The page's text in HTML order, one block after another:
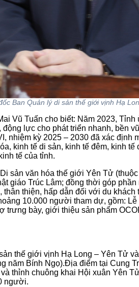
Ban Quản lý di sản thế giới vịnh Hạ
Vũ Tuấn cho biết: Năm 2023, Tỉnh
lực cho phát triển nhanh, bền
kỳ 2025 – 2030 đã xác định
kinh tế di sản, kinh tế đêm, kinh
tế của tỉnh.
sản văn hóa thế giới Yên Tử
giáo Trúc Lâm; đồng thời góp
thiện, hấp dẫn đối với du khách
10.000 người tham dự, gồm: Lễ
trưng bày, giới thiệu sản phẩm
thế giới vịnh Hạ Long – Yên Tử
năm Bính Ngọ).Địa điểm tại Cung
thỉnh chuông khai Hội xuân Yên
người.